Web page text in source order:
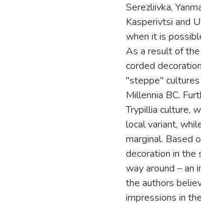
Serezliivka,
Kasperivtsi and
when it is
As a result of the
corded
"steppe"
Millennia BC.
Trypillia culture,
local variant,
marginal. Based
decoration in the
way around – an
the authors
impressions in